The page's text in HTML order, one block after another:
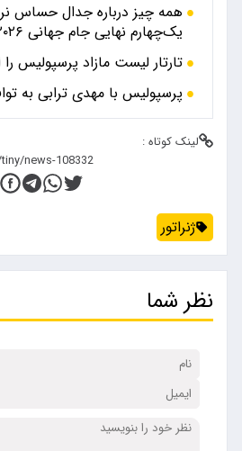
همه چیز درباره جدال حساس
یک‌چهارم نهایی جام جهانی ۲۰۲۶
تارتار لیست مازاد پرسپولیس را
پرسپولیس با مهدی ترابی به
لینک کوتاه :
ژنراتور
نظر شما